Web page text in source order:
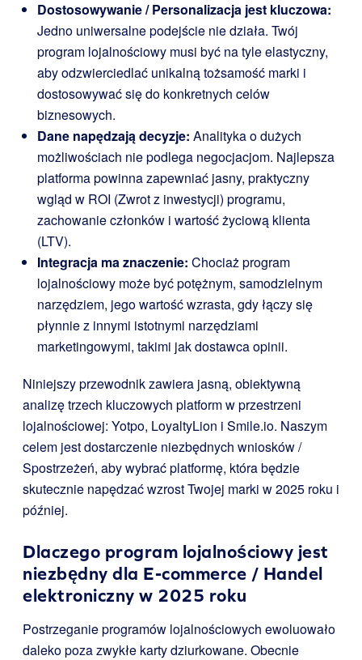
Dostosowywanie / Personalizacja jest kluczowa:
Jedno uniwersalne podejście nie działa. Twój
program lojalnościowy musi być na tyle elastyczny,
aby odzwierciedlać unikalną tożsamość marki i
dostosowywać się do konkretnych celów
biznesowych.
Dane napędzają decyzje: Analityka o dużych
możliwościach nie podlega negocjacjom. Najlepsza
platforma powinna zapewniać jasny, praktyczny
wgląd w ROI (Zwrot z inwestycji) programu,
zachowanie członków i wartość życiową klienta
(LTV).
Integracja ma znaczenie: Chociaż program
lojalnościowy może być potężnym, samodzielnym
narzędziem, jego wartość wzrasta, gdy łączy się
płynnie z innymi istotnymi narzędziami
marketingowymi, takimi jak dostawca opinii.
Niniejszy przewodnik zawiera jasną, obiektywną
analizę trzech kluczowych platform w przestrzeni
lojalnościowej: Yotpo, LoyaltyLion i Smile.io. Naszym
celem jest dostarczenie niezbędnych wniosków /
Spostrzeżeń, aby wybrać platformę, która będzie
skutecznie napędzać wzrost Twojej marki w 2025 roku i
później.
Dlaczego program lojalnościowy jest
niezbędny dla E-commerce / Handel
elektroniczny w 2025 roku
Postrzeganie programów lojalnościowych ewoluowało
daleko poza zwykłe karty dziurkowane. Obecnie